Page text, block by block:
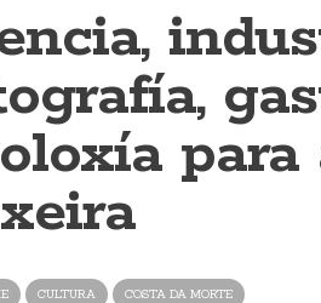
CULTURA COSTA DA MORTE